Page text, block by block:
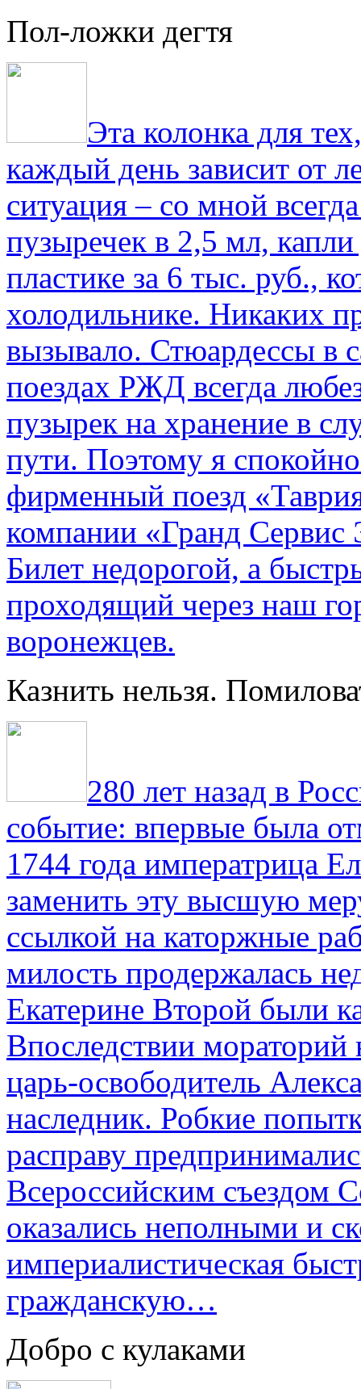
Пол-ложки дегтя
Эта колонка для
каждый день зависит от
ситуация – со мной
пузыречек в 2,5 мл,
пластике за 6 тыс. руб.,
холодильнике. Никаких
вызывало. Стюардессы в
поездах РЖД всегда
пузырек на хранение в
пути. По­этому я
фирменный поезд
компании «Гранд Сервис
Билет недорогой, а
проходящий через наш
воронежцев.
Казнить нельзя.
280 лет назад в
событие: впервые была
1744 года императрица
заменить эту высшую
ссылкой на каторжные
милость продержалась
Екатерине Второй были
Впоследствии мораторий
царь-освободитель
наследник. Робкие
расправу
Всероссийским съездом
оказались неполными и
империалистическая
гражданскую…
Добро с кулаками